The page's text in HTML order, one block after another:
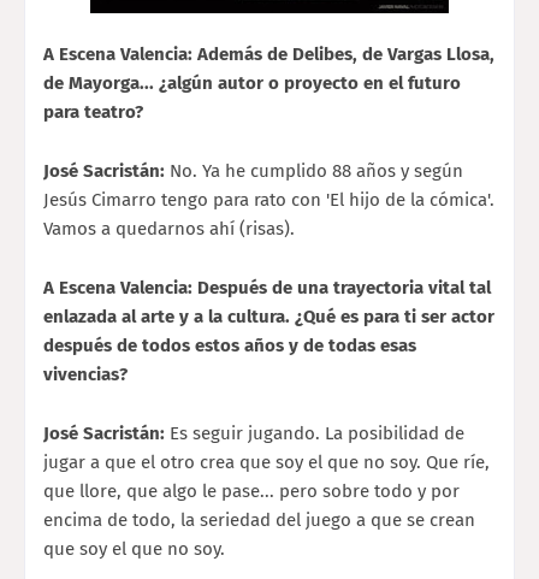
A Escena Valencia: Además de Delibes, de Vargas Llosa,
de Mayorga... ¿algún autor o proyecto en el futuro
para teatro?
José Sacristán: No. Ya he cumplido 88 años y según
Jesús Cimarro tengo para rato con 'El hijo de la cómica'.
Vamos a quedarnos ahí (risas).
A Escena Valencia: Después de una trayectoria vital tal
enlazada al arte y a la cultura. ¿Qué es para ti ser actor
después de todos estos años y de todas esas
vivencias?
José Sacristán: Es seguir jugando. La posibilidad de
jugar a que el otro crea que soy el que no soy. Que ríe,
que llore, que algo le pase... pero sobre todo y por
encima de todo, la seriedad del juego a que se crean
que soy el que no soy.